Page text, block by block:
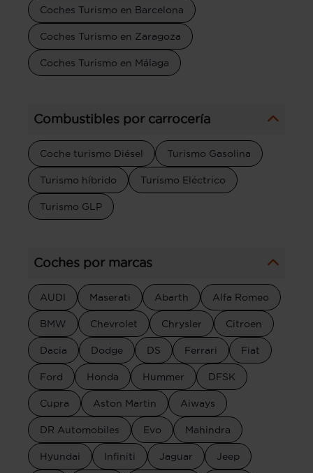
Coches Turismo en Barcelona
Coches Turismo en Zaragoza
Coches Turismo en Málaga
Combustibles por carrocería
Coche turismo Diésel Turismo Gasolina
Turismo híbrido Turismo Eléctrico
Turismo GLP
Coches por marcas
AUDI Maserati Abarth Alfa Romeo
BMW Chevrolet Chrysler Citroen
Dacia Dodge DS Ferrari Fiat
Ford Honda Hummer DFSK
Cupra Aston Martin Aiways
DR Automobiles Evo Mahindra
Hyundai Infiniti Jaguar Jeep